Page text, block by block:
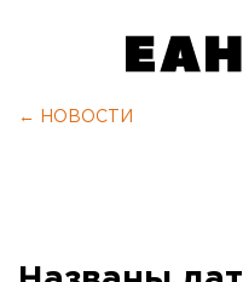
← НОВОСТИ